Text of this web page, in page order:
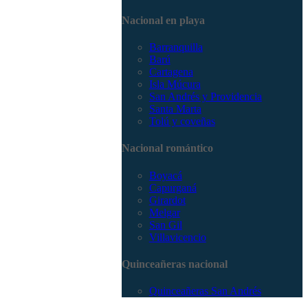
Nacional en playa
Barranquilla
Barú
Cartagena
Isla Múcura
San Andrés y Providencia
Santa Marta
Tolú y coveñas
Nacional romántico
Boyacá
Capurganá
Girardot
Melgar
San Gil
Villavicencio
Quinceañeras nacional
Quinceañeras San Andrés